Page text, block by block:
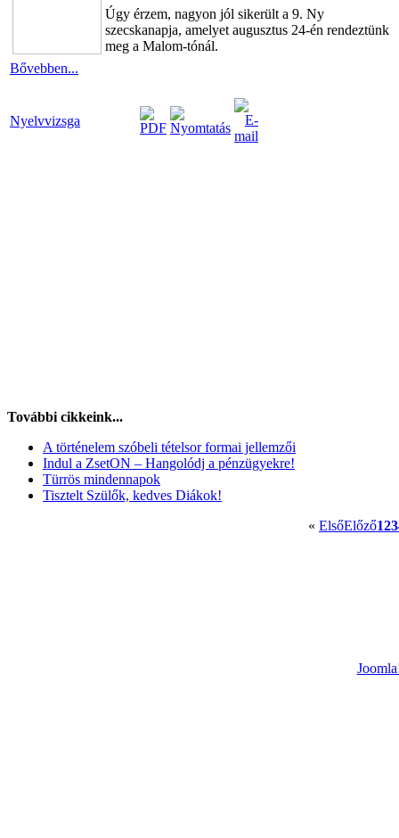
Úgy érzem, nagyon jól sikerült a 9. Ny
szecskanapja, amelyet augusztus 24-én rendeztünk
meg a Malom-tónál.
Bővebben...
Nyelvvizsga
További cikkeink...
A történelem szóbeli tételsor formai jellemzői
Indul a ZsetON – Hangolódj a pénzügyekre!
Türrös mindennapok
Tisztelt Szülők, kedves Diákok!
« ElsőElőző123